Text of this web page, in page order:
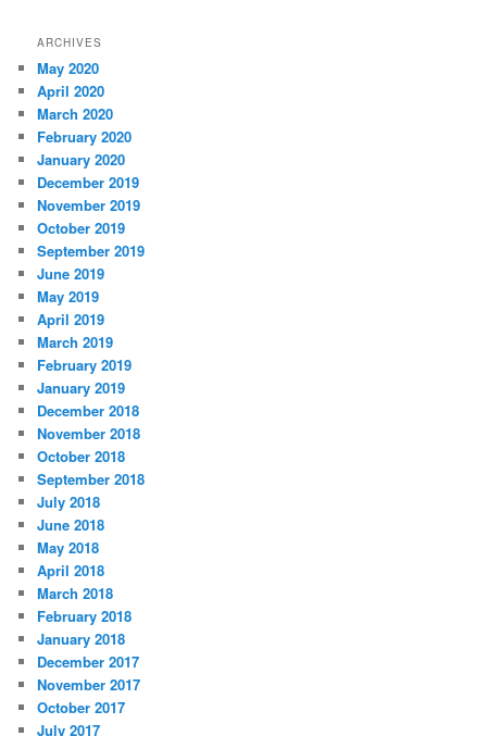
ARCHIVES
May 2020
April 2020
March 2020
February 2020
January 2020
December 2019
November 2019
October 2019
September 2019
June 2019
May 2019
April 2019
March 2019
February 2019
January 2019
December 2018
November 2018
October 2018
September 2018
July 2018
June 2018
May 2018
April 2018
March 2018
February 2018
January 2018
December 2017
November 2017
October 2017
July 2017